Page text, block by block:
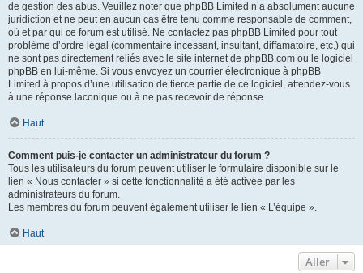
de gestion des abus. Veuillez noter que phpBB Limited n’a absolument aucune
juridiction et ne peut en aucun cas être tenu comme responsable de comment,
où et par qui ce forum est utilisé. Ne contactez pas phpBB Limited pour tout
problème d’ordre légal (commentaire incessant, insultant, diffamatoire, etc.) qui
ne sont pas directement reliés avec le site internet de phpBB.com ou le logiciel
phpBB en lui-même. Si vous envoyez un courrier électronique à phpBB
Limited à propos d’une utilisation de tierce partie de ce logiciel, attendez-vous
à une réponse laconique ou à ne pas recevoir de réponse.
Haut
Comment puis-je contacter un administrateur du forum ?
Tous les utilisateurs du forum peuvent utiliser le formulaire disponible sur le
lien « Nous contacter » si cette fonctionnalité a été activée par les
administrateurs du forum.
Les membres du forum peuvent également utiliser le lien « L’équipe ».
Haut
Aller